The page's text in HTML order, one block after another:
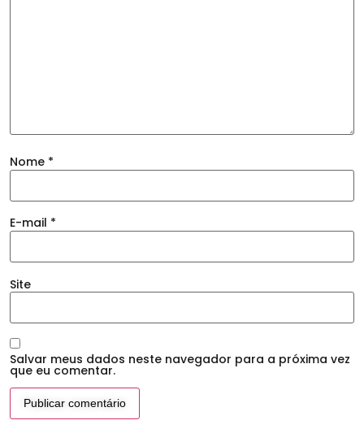
Nome *
E-mail *
Site
Salvar meus dados neste navegador para a próxima vez
que eu comentar.